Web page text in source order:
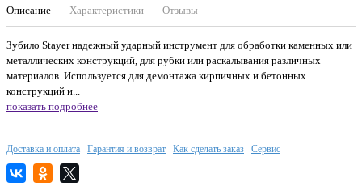
Описание Характеристики Отзывы
Зубило Stayer надежный ударный инструмент для обработки каменных или
металлических конструкций, для рубки или раскалывания различных
материалов. Используется для демонтажа кирпичных и бетонных
конструкций и...
показать подробнее
Доставка и оплата Гарантия и возврат Как сделать заказ Сервис